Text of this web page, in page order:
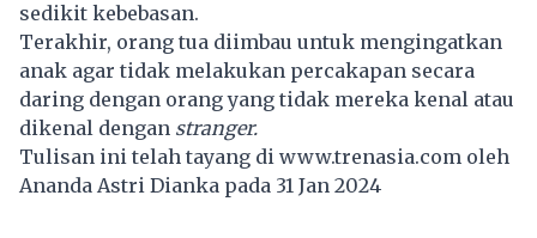
sedikit kebebasan.
Terakhir, orang tua diimbau untuk mengingatkan
anak agar tidak melakukan percakapan secara
daring dengan orang yang tidak mereka kenal atau
dikenal dengan stranger.
Tulisan ini telah tayang di www.trenasia.com oleh
Ananda Astri Dianka pada 31 Jan 2024